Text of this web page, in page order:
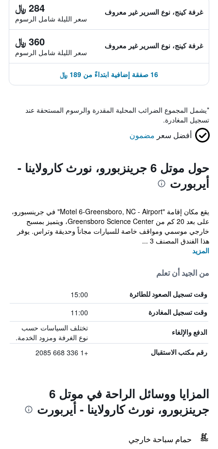
غرفة كينج، نوع السرير غير معروف 284 ﷼
سعر الليلة شامل الرسوم
غرفة كينج، نوع السرير غير معروف 360 ﷼
سعر الليلة شامل الرسوم
16 صفقة إضافية ابتداءً من 189 ﷼
*يشمل المجموع الضرائب المحلية المقدرة والرسوم المستحقة عند
تسجيل المغادرة.
أفضل سعر مضمون
حول موتل 6 جرينزبورو، نورث كارولاينا -
أيربورت
يقع مكان إقامة "Motel 6-Greensboro, NC - Airport" في جرينسبورو،
على بعد 20 كم من Greensboro Science Center، ويتميز بمسبح
خارجي موسمي ومواقف خاصة للسيارات مجاناً وحديقة وتراس. يوفر
هذا الفندق المصنف 3 ...
المزيد
من الجيد أن تعلم
وقت تسجيل الصعود للطائرة 15:00
وقت تسجيل المغادرة 11:00
الدفع والإلغاء
تختلف السياسات حسب
نوع الغرفة ومزود الخدمة.
رقم مكتب الاستقبال +1 336 668 2085
المزايا ووسائل الراحة في موتل 6
جرينزبورو، نورث كارولاينا - أيربورت
حمام سباحة خارجي